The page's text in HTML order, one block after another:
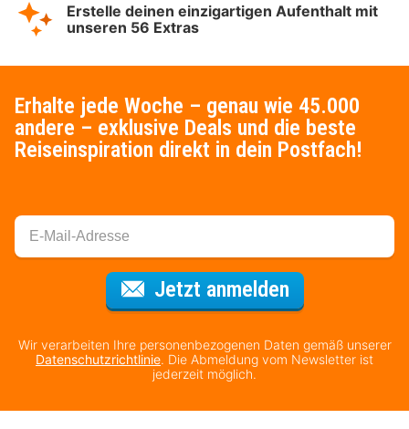
Erstelle deinen einzigartigen Aufenthalt mit
unseren 56 Extras
Erhalte jede Woche – genau wie 45.000
andere – exklusive Deals und die beste
Reiseinspiration direkt in dein Postfach!
Jetzt anmeldenFür den
Wir verarbeiten Ihre personenbezogenen Daten gemäß unserer
Datenschutzrichtlinie. Die Abmeldung vom Newsletter ist
jederzeit möglich.